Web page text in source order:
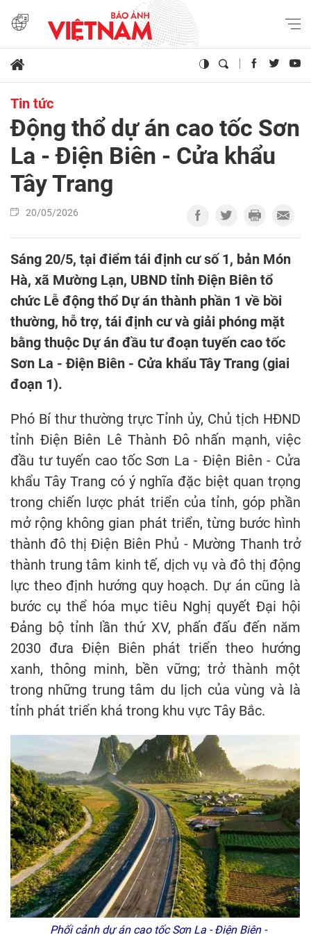
Tin tức
Động thổ dự án cao tốc Sơn
La - Điện Biên - Cửa khẩu
Tây Trang
20/05/2026
Sáng 20/5, tại điểm tái định cư số 1, bản Món
Hà, xã Mường Lạn, UBND tỉnh Điện Biên tổ
chức Lễ động thổ Dự án thành phần 1 về bồi
thường, hỗ trợ, tái định cư và giải phóng mặt
bằng thuộc Dự án đầu tư đoạn tuyến cao tốc
Sơn La - Điện Biên - Cửa khẩu Tây Trang (giai
đoạn 1).
Phó Bí thư thường trực Tỉnh ủy, Chủ tịch HĐND
tỉnh Điện Biên Lê Thành Đô nhấn mạnh, việc
đầu tư tuyến cao tốc Sơn La - Điện Biên - Cửa
khẩu Tây Trang có ý nghĩa đặc biệt quan trọng
trong chiến lược phát triển của tỉnh, góp phần
mở rộng không gian phát triển, từng bước hình
thành đô thị Điện Biên Phủ - Mường Thanh trở
thành trung tâm kinh tế, dịch vụ và đô thị động
lực theo định hướng quy hoạch. Dự án cũng là
bước cụ thể hóa mục tiêu Nghị quyết Đại hội
Đảng bộ tỉnh lần thứ XV, phấn đấu đến năm
2030 đưa Điện Biên phát triển theo hướng
xanh, thông minh, bền vững; trở thành một
trong những trung tâm du lịch của vùng và là
tỉnh phát triển khá trong khu vực Tây Bắc.
Phối cảnh dự án cao tốc Sơn La - Điện Biên -